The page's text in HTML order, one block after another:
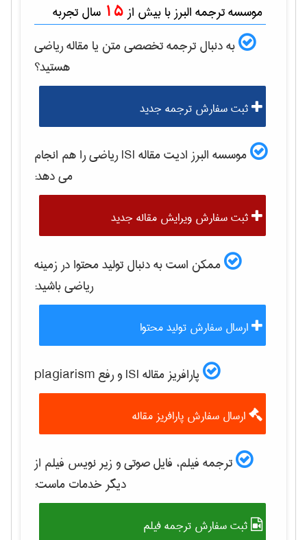
موسسه ترجمه البرز با بیش از 15 سال تجربه
به دنبال ترجمه تخصصی متن یا مقالهرياضی
هستید؟
ثبت سفارش ترجمه جدید
موسسه البرز ادیت مقاله ISI رياضیرا هم انجام
می دهد:
ثبت سفارش ویرایش مقاله جدید
ممکن است به دنبال تولید محتوا در زمینه
رياضیباشید:
ارسال سفارش تولید محتوا
پارافریز مقاله ISI و رفع plagiarism
ارسال سفارش پارافریز مقاله
ترجمه فیلم، فایل صوتی و زیر نویس فیلم از
دیگر خدمات ماست:
ثبت سفارش ترجمه فیلم